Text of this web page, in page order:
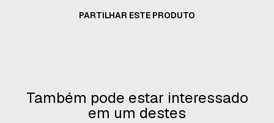
PARTILHAR ESTE PRODUTO
Também pode estar interessado
em um destes